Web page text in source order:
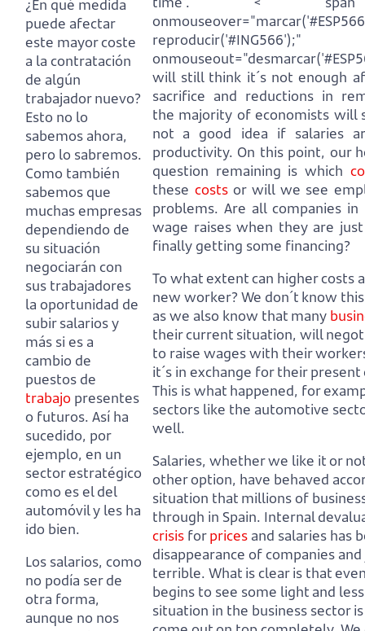
¿En qué medida
puede afectar
este mayor coste
a la contratación
de algún
trabajador nuevo?
Esto no lo
sabemos ahora,
pero lo sabremos.
Como también
sabemos que
muchas empresas
dependiendo de
su situación
negociarán con
sus trabajadores
la oportunidad de
subir salarios y
más si es a
cambio de
puestos de
trabajo presentes
o futuros. Así ha
sucedido, por
ejemplo, en un
sector estratégico
como es el del
automóvil y les ha
ido bien.
Los salarios, como
no podía ser de
otra forma,
aunque no nos
reproducir('#ING566');"
will still think it´s not enough
sacrifice and reductions in
the majority of economists will
not a good idea if salaries
productivity. On this point, our
question remaining is which
these costsor will we see
problems. Are all companies
wage raises when they are
finally getting some financing?
To what extent can higher costs
new worker? We don´t know
as we also know that many
their current situation, will
to raise wages with their
it´s in exchange for their
This is what happened, for
sectors like the automotive
well.
Salaries, whether we like it or
other option, have behaved
situation that millions of
through in Spain. Internal
crisis forprices and salaries has
disappearance of companies
terrible. What is clear is that
begins to see some light and
situation in the business sector